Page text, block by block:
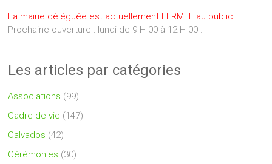
La mairie déléguée est actuellement FERMEE au public.
Prochaine ouverture : lundi de 9 H 00 à 12 H 00 .
Les articles par catégories
Associations (99)
Cadre de vie (147)
Calvados (42)
Cérémonies (30)